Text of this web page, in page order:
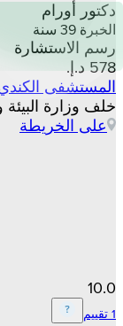
دكتور أورام
الخبرة 39 سنة
رسم الاستشارة
المستشفى
خلف وزارة البيئة
على الخريطة
10.0